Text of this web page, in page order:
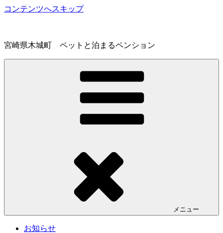
コンテンツへスキップ
宮崎県木城町 ペットと泊まるペンション
メニュー
お知らせ